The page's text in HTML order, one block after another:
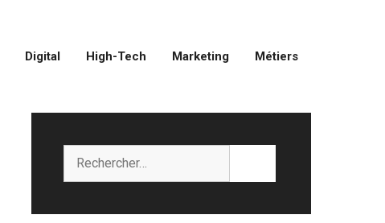
Digital High-Tech Marketing Métiers